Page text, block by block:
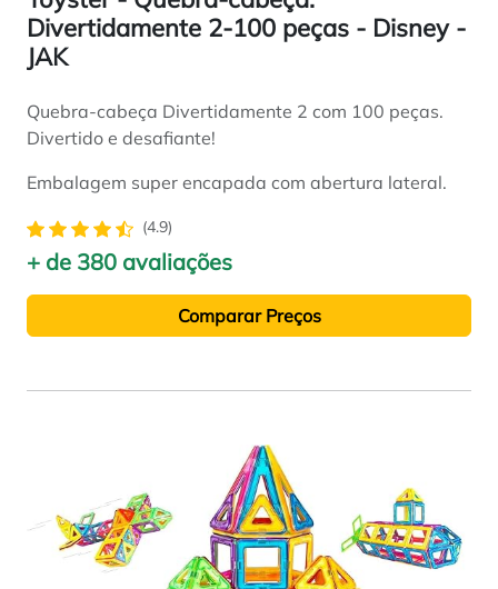
Divertidamente 2-100 peças - Disney -
JAK
Quebra-cabeça Divertidamente 2 com 100 peças.
Divertido e desafiante!
Embalagem super encapada com abertura lateral.
(4.9)
+ de 380 avaliações
Comparar Preços